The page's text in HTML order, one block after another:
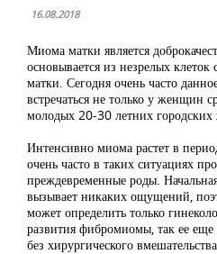
16.08.2018
Миома матки является
основывается из незрелых клеток
матки. Сегодня очень часто
встречаться не только у женщин
молодых 20-30 летних
Интенсивно миома растет в
очень часто в таких ситуациях
преждевременные роды.
вызывает никаких ощущений,
может определить только
развития фибромиомы, так ее
без хирургического